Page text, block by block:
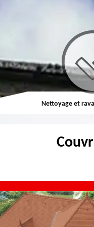
Nettoyage et